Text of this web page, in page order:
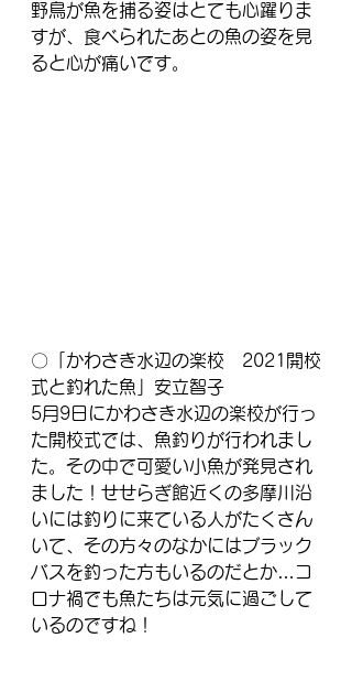
野鳥が魚を捕る姿はとても心躍りま
すが、食べられたあとの魚の姿を見
ると心が痛いです。
〇「かわさき水辺の楽校　2021開校
式と釣れた魚」安立智子
5月9日にかわさき水辺の楽校が行っ
た開校式では、魚釣りが行われまし
た。その中で可愛い小魚が発見され
ました！せせらぎ館近くの多摩川沿
いには釣りに来ている人がたくさん
いて、その方々のなかにはブラック
バスを釣った方もいるのだとか…コ
ロナ禍でも魚たちは元気に過ごして
いるのですね！